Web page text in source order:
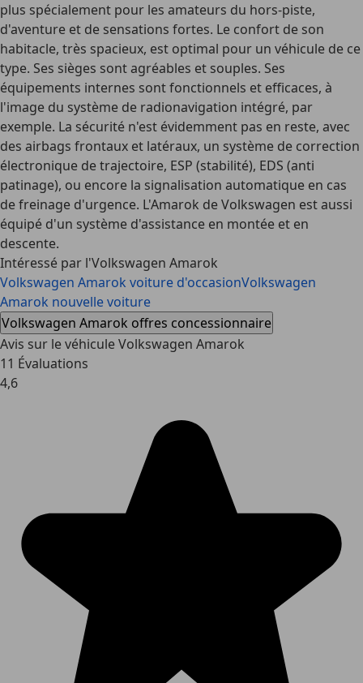
plus spécialement pour les amateurs du hors-piste,
d'aventure et de sensations fortes. Le confort de son
habitacle, très spacieux, est optimal pour un véhicule de ce
type. Ses sièges sont agréables et souples. Ses
équipements internes sont fonctionnels et efficaces, à
l'image du système de radionavigation intégré, par
exemple. La sécurité n'est évidemment pas en reste, avec
des airbags frontaux et latéraux, un système de correction
électronique de trajectoire, ESP (stabilité), EDS (anti
patinage), ou encore la signalisation automatique en cas
de freinage d'urgence. L'Amarok de Volkswagen est aussi
équipé d'un système d'assistance en montée et en
descente.
Intéressé par l'Volkswagen Amarok
Volkswagen Amarok voiture d'occasionVolkswagen
Amarok nouvelle voiture
Volkswagen Amarok offres concessionnaire
Avis sur le véhicule Volkswagen Amarok
11 Évaluations
4,6